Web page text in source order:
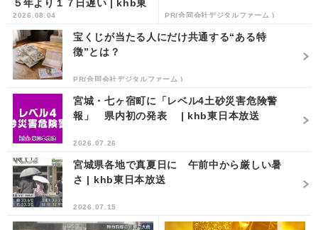
５年より１７日遅い | khb東
日本放送
2026.08.04 PR(合同会社デジタルファーム )
宝くじが当たる人にだけ共通する“ある特
徴”とは？
PR(合同会社デジタルファーム )
宮城・七ヶ宿町に「レベル4土砂災害危険警
報」 県内初の発表 | khb東日本放送
2026.07.26
宮城県各地で真夏日に 午前中から厳しい暑
さ | khb東日本放送
2026.07.15